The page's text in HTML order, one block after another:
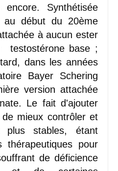
encore. Synthétisée
début du 20ème
à aucun ester
testostérone base ;
dans les années
Bayer Schering
version attachée
Le fait d'ajouter
mieux contrôler et
stables, étant
pour
de déficience